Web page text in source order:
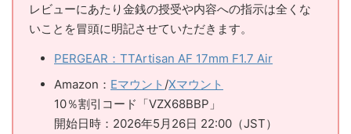
レビューにあたり金銭の授受や内容への指示は全くな
いことを冒頭に明記させていただきます。
PERGEAR：TTArtisan AF 17mm F1.7 Air
Amazon： Eマウント /Xマウント
10％割引コード「VZX68BBP」
開始日時：2026年5月26日 22:00（JST）